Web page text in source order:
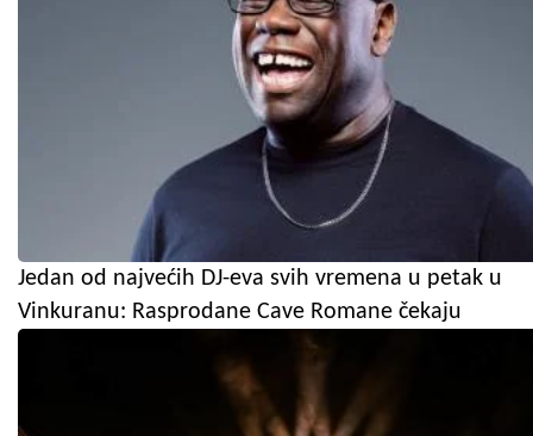
Jedan od najvećih DJ-eva svih vremena u petak u
Vinkuranu: Rasprodane Cave Romane čekaju